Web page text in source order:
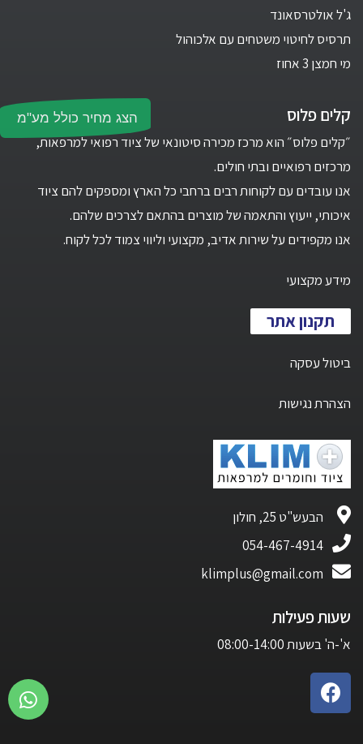
הצג מחיר כולל מע"מ
ג'ל אולטרסאונד
תרסיס לחיטוי משטחים עם אלכוהול
מי חמצן 3 אחוז
קלים פלוס
״קלים פלוס״ הוא מרכז מכירה סיטונאי של ציוד רפואי למרפאות,
מרכזים רפואיים ובתי חולים.
אנו עובדים עם לקוחות רבים ברחבי כל הארץ ומספקים להם ציוד
איכותי, ייעוץ והתאמה של מוצרים בהתאם לצרכים שלהם.
אנו מקפידים על שירות אדיב, מקצועי וליווי צמוד לכל לקוח.
מידע מקצועי
תקנון אתר
ביטול עסקה
הצהרת נגישות
הבעש"ט 25, חולון
054-467-4914
klimplus@gmail.com
שעות פעילות
א'-ה' בשעות 08:00-14:00